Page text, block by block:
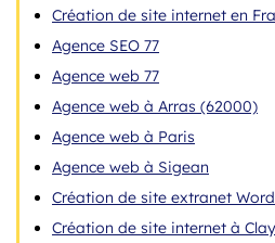
Création de site internet en
Agence SEO 77
Agence web 77
Agence web à Arras (62000)
Agence web à Paris
Agence web à Sigean
Création de site extranet
Création de site internet à